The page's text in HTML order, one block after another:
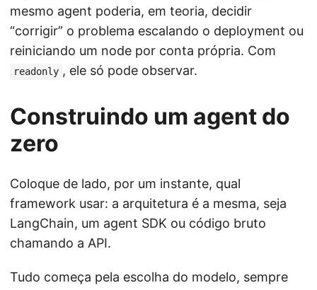
mesmo agent poderia, em teoria, decidir
“corrigir” o problema escalando o deployment ou
reiniciando um node por conta própria. Com
readonly , ele só pode observar.
Construindo um agent do
zero
Coloque de lado, por um instante, qual
framework usar: a arquitetura é a mesma, seja
LangChain, um agent SDK ou código bruto
chamando a API.
Tudo começa pela escolha do modelo, sempre